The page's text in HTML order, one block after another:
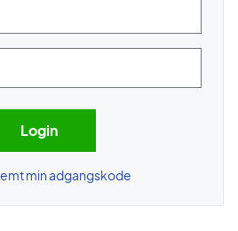
min adgangskode